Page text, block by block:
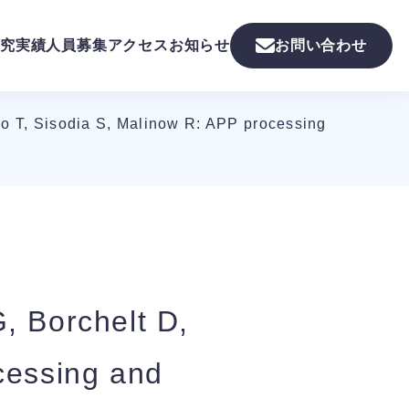
実績人員募集アクセスお知らせ お問い合わせ
T, Sisodia S, Malinow R: APP processing
Borchelt D,
and